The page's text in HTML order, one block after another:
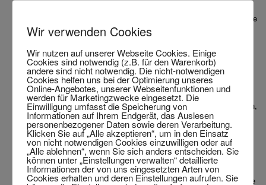
Der von hinten kommende Skifahrer oder Snowboarder muss seine
Fahrspur so wählen, dass er vor ihm fahrende Skifahrer und
Überholt werden darf von oben oder unten, von rechts oder links,
aber immer nur mit einem Abstand, der dem überholten Skifahrer
oder Snowboarder für alle seine Bewegungen genügend Raum
lässt.
Jeder Skifahrer oder Sbowboarder, der in eine Skiabfahrt einfahren,
nach einem Halt wieder anfahren oder hangaufwärts schwingen
oder fahren will, muss sich nach oben und unten vergewissern,
dass er dies ohne Gefahr für sich und andere tun kann.
Jeder Skifahrer und Snowboarder muss es vermeiden, sich ohne
Not an engen oder unübersichtlichen Stellen einer Abfahrt
aufzuhalten. Ein gestürzter Skifahrer oder Snowboarder muss eine
Wir verwenden Cookies
Wir nutzen auf unserer Webseite Cookies. Einige
Cookies sind notwendig (z.B. für den Warenkorb)
andere sind nicht notwendig. Die nicht-notwendigen
Cookies helfen uns bei der Optimierung unseres
Online-Angebotes, unserer Webseitenfunktionen und
werden für Marketingzwecke eingesetzt. Die
Einwilligung umfasst die Speicherung von
Informationen auf Ihrem Endgerät, das Auslesen
personenbezogener Daten sowie deren Verarbeitung.
Klicken Sie auf „Alle akzeptieren“, um in den Einsatz
von nicht notwendigen Cookies einzuwilligen oder auf
„Alle ablehnen“, wenn Sie sich anders entscheiden. Sie
können unter „Einstellungen verwalten“ detaillierte
Informationen der von uns eingesetzten Arten von
Cookies erhalten und deren Einstellungen aufrufen. Sie